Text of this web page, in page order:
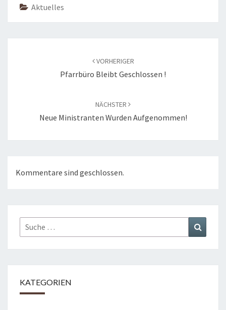
Aktuelles
VORHERIGER
Pfarrbüro Bleibt Geschlossen !
NÄCHSTER
Neue Ministranten Wurden Aufgenommen!
Kommentare sind geschlossen.
Suche
nach:
KATEGORIEN